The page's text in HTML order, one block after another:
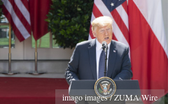
imago images / ZUMA Wire